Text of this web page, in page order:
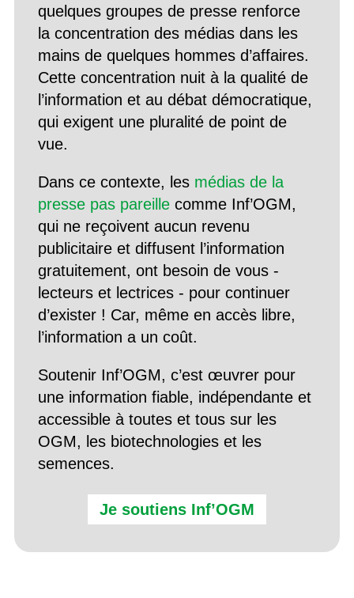
quelques groupes de presse renforce
la concentration des médias dans les
mains de quelques hommes d’affaires.
Cette concentration nuit à la qualité de
l’information et au débat démocratique,
qui exigent une pluralité de point de
vue.
Dans ce contexte, les médias de la
presse pas pareillecomme Inf’OGM,
qui ne reçoivent aucun revenu
publicitaire et diffusent l’information
gratuitement, ont besoin de vous -
lecteurs et lectrices - pour continuer
d’exister ! Car, même en accès libre,
l’information a un coût.
Soutenir Inf’OGM, c’est œuvrer pour
une information fiable, indépendante et
accessible à toutes et tous sur les
OGM, les biotechnologies et les
semences.
Je soutiens Inf’OGM